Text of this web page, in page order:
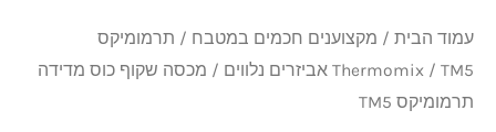
עמוד הבית / מקצוענים חכמים במטבח / תרמומיקס
Thermomix / TM5 אביזרים נלווים
/ מכסה שקוף כוס מדידה
תרמומיקס TM5